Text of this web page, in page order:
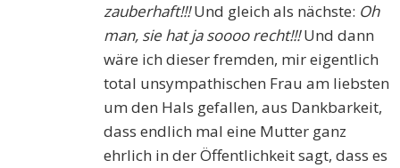
zauberhaft!!!Und gleich als nächste: Oh
man, sie hat ja soooo recht!!!Und dann
wäre ich dieser fremden, mir eigentlich
total unsympathischen Frau am liebsten
um den Hals gefallen, aus Dankbarkeit,
dass endlich mal eine Mutter ganz
ehrlich in der Öffentlichkeit sagt, dass es